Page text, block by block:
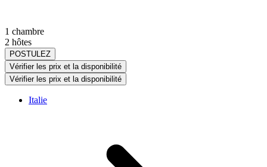
1 chambre
2 hôtes
POSTULEZ
Vérifier les prix et la disponibilité
Vérifier les prix et la disponibilité
Italie